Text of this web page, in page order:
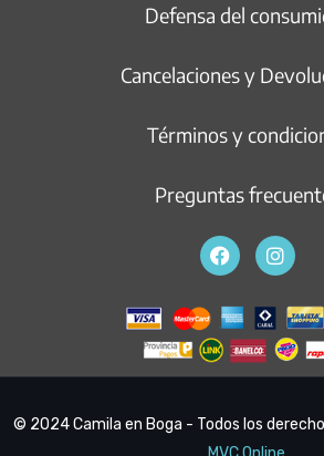
Defensa del
Cancelaciones y
Términos y
Preguntas
© 2024 Camila en Boga - Todos los